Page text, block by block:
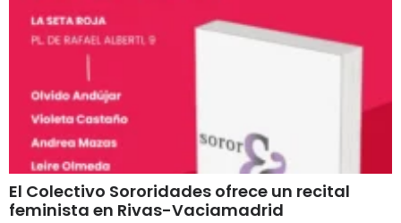
El Colectivo Sororidades ofrece un recital
feminista en Rivas-Vaciamadrid